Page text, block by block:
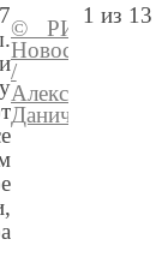
© РИА
Новости
/
Алексей
Даничев
1 из 13